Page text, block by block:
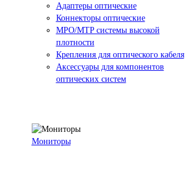
Адаптеры оптические
Коннекторы оптические
MPO/MTP системы высокой
плотности
Крепления для оптического кабеля
Аксессуары для компонентов
оптических систем
Мониторы